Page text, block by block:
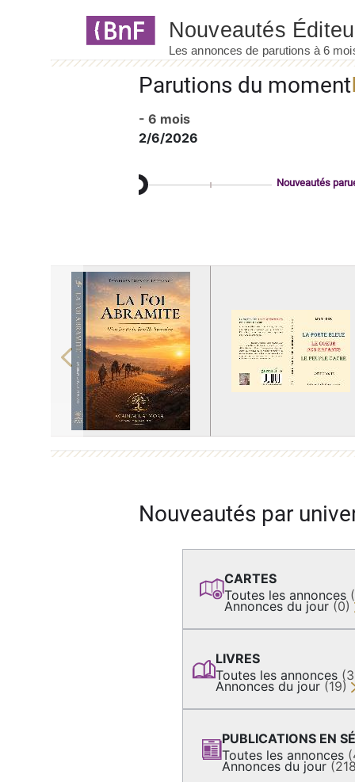
Parutions du moment
- 6 mois
2/6/2026
Nouveautés
Previous
Nouveautés par
CARTES
Toutes les annonces
Annonces du jour (0)
LIVRES
Toutes les annonces
Annonces du jour (19)
PUBLICATIONS EN
Toutes les annonces
Annonces du jour